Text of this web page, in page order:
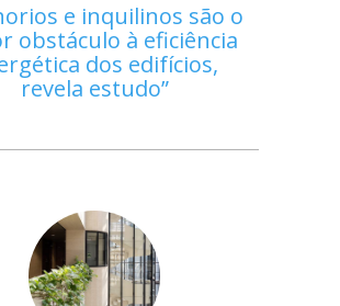
e inquilinos são o
obstáculo à eficiência
dos edifícios,
revela estudo